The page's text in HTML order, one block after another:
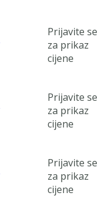
Prijavite se
za prikaz
cijene
Prijavite se
za prikaz
cijene
Prijavite se
za prikaz
cijene